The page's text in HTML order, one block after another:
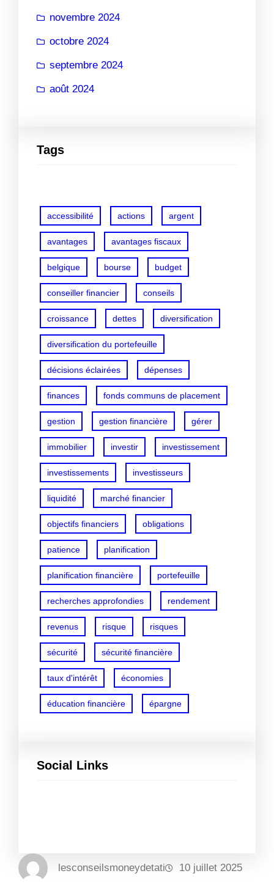
novembre 2024
octobre 2024
septembre 2024
août 2024
Tags
accessibilité actions argent
avantages avantages fiscaux
belgique bourse budget
conseiller financier conseils
croissance dettes diversification
diversification du portefeuille
décisions éclairées dépenses
finances fonds communs de placement
gestion gestion financière gérer
immobilier investir investissement
investissements investisseurs
liquidité marché financier
objectifs financiers obligations
patience planification
planification financière portefeuille
recherches approfondies rendement
revenus risque risques
sécurité sécurité financière
taux d'intérêt économies
éducation financière épargne
Social Links
lesconseilsmoneydetati 10 juillet 2025